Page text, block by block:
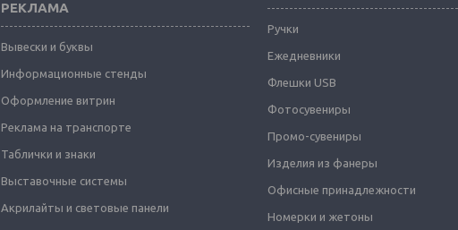
РЕКЛАМА
Вывески и буквы
Информационные стенды
Оформление витрин
Реклама на транспорте
Таблички и знаки
Выставочные системы
Акрилайты и световые панели
Ручки
Ежедневники
Флешки USB
Фотосувениры
Промо-сувениры
Изделия из фанеры
Офисные принадлежности
Номерки и жетоны